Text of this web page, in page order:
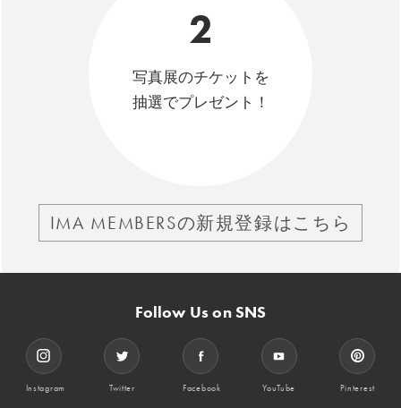
2
写真展のチケットを
抽選でプレゼント！
IMA MEMBERSの新規登録はこちら
Follow Us on SNS
Instagram Twitter Facebook YouTube Pinterest